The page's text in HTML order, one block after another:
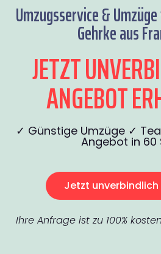
Umzugsservice &
Gehrke aus
JETZT
ANGEBOT
✓ Günstige Umzüge ✓
Angebot in 60
Jetzt
Ihre Anfrage ist zu 100%